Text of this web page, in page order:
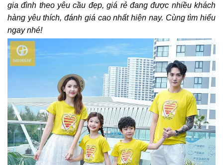
gia đình theo yêu cầu đẹp, giá rẻ đang được nhiều khách
hàng yêu thích, đánh giá cao nhất hiện nay. Cùng tìm hiểu
ngay nhé!